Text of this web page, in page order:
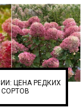
ЦЕНА РЕДКИХ
СОРТОВ